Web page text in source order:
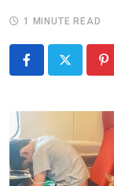
1 MINUTE READ